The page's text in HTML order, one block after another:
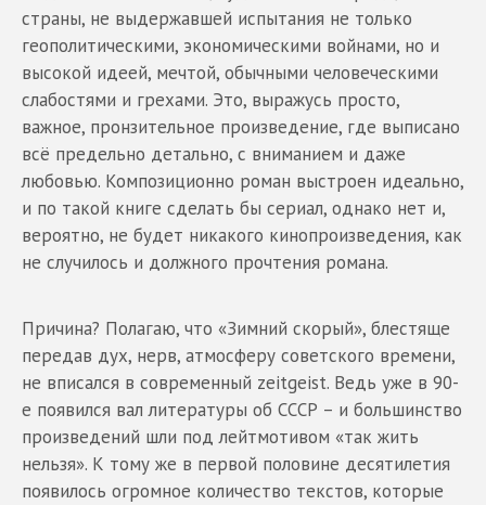
страны, не выдержавшей испытания не только
геополитическими, экономическими войнами, но и
высокой идеей, мечтой, обычными человеческими
слабостями и грехами. Это, выражусь просто,
важное, пронзительное произведение, где выписано
всё предельно детально, с вниманием и даже
любовью. Композиционно роман выстроен идеально,
и по такой книге сделать бы сериал, однако нет и,
вероятно, не будет никакого кинопроизведения, как
не случилось и должного прочтения романа.
Причина? Полагаю, что «Зимний скорый», блестяще
передав дух, нерв, атмосферу советского времени,
не вписался в современный zeitgeist. Ведь уже в 90-
е появился вал литературы об СССР – и большинство
произведений шли под лейтмотивом «так жить
нельзя». К тому же в первой половине десятилетия
появилось огромное количество текстов, которые